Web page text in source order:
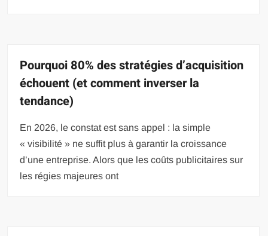
Pourquoi 80% des stratégies d’acquisition
échouent (et comment inverser la
tendance)
En 2026, le constat est sans appel : la simple
« visibilité » ne suffit plus à garantir la croissance
d’une entreprise. Alors que les coûts publicitaires sur
les régies majeures ont